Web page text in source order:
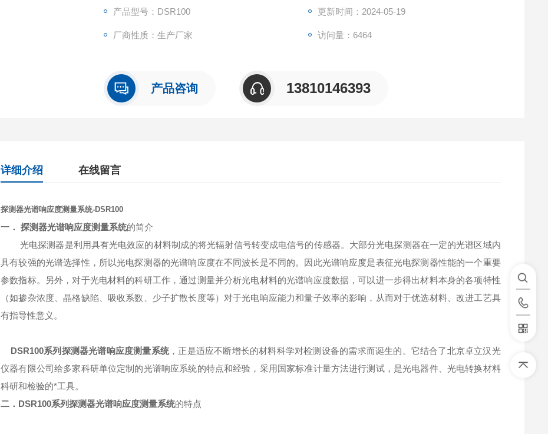
产品型号：DSR100 更新时间：2024-05-19
厂商性质：生产厂家 访问量：6464
产品咨询 13810146393
详细介绍 在线留言
探测器光谱响应度测量系统-DSR100
一． 探测器光谱响应度测量系统的简介
光电探测器是利用具有光电效应的材料制成的将光辐射信号转变成电信号的传感器。大部分光电探测器在一定的光谱区域内
具有较强的光谱选择性，所以光电探测器的光谱响应度在不同波长是不同的。因此光谱响应度是表征光电探测器性能的一个重要
参数指标。另外，对于光电材料的科研工作，通过测量并分析光电材料的光谱响应度数据，可以进一步得出材料本身的各项特性
（如掺杂浓度、晶格缺陷、吸收系数、少子扩散长度等）对于光电响应能力和量子效率的影响，从而对于优选材料、改进工艺具
有指导性意义。
DSR100系列探测器光谱响应度测量系统，正是适应不断增长的材料科学对检测设备的需求而诞生的。它结合了北京卓立汉光
仪器有限公司给多家科研单位定制的光谱响应系统的特点和经验，采用国家标准计量方法进行测试，是光电器件、光电转换材料
科研和检验的*工具。
二．DSR100系列探测器光谱响应度测量系统的特点